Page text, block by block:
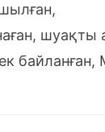
шуақты
байланған,